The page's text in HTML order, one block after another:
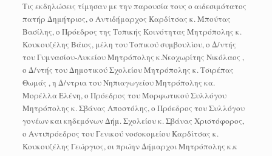
Τις εκδηλώσεις τίμησαν με την παρουσία τους ο αιδεσιμότατος
πατήρ Δημήτριος, ο Αντιδήμαρχος Καρδίτσας κ. Μπούτας
Βασίλης, ο Πρόεδρος της Τοπικής Κοινότητας Μητρόπολης κ.
Κουκουζέλης Βάιος, μέλη του Τοπικού συμβουλίου, ο Δ/ντής
του Γυμνασίου-Λυκείου Μητρόπολης κ.Νεοχωρίτης Νικόλαος ,
ο Δ/ντής του Δημοτικού Σχολείου Μητρόπολης κ. Τσιρέπας
Θωμάς , η Δ/ντρια του Νηπιαγωγείου Μητρόπολης κα.
Μορέλλα Ελένη, ο Πρόεδρος του Μορφωτικού Συλλόγου
Μητρόπολης κ. Σβάνας Αποστόλης, ο Πρόεδρος του Συλλόγου
γονέων και κηδεμόνων Δήμ. Σχολείου κ. Σβάνας Χριστόφορος,
ο Αντιπρόεδρος του Γενικού νοσοκομείου Καρδίτσας κ.
Κουκουζέλης Γεώργιος, οι πρώην Δήμαρχοι Μητρόπολης κ.κ